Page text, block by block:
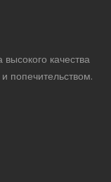
качества
попечительством.